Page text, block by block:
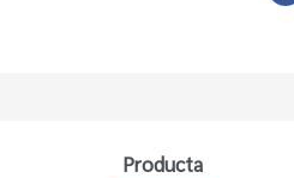
Producta